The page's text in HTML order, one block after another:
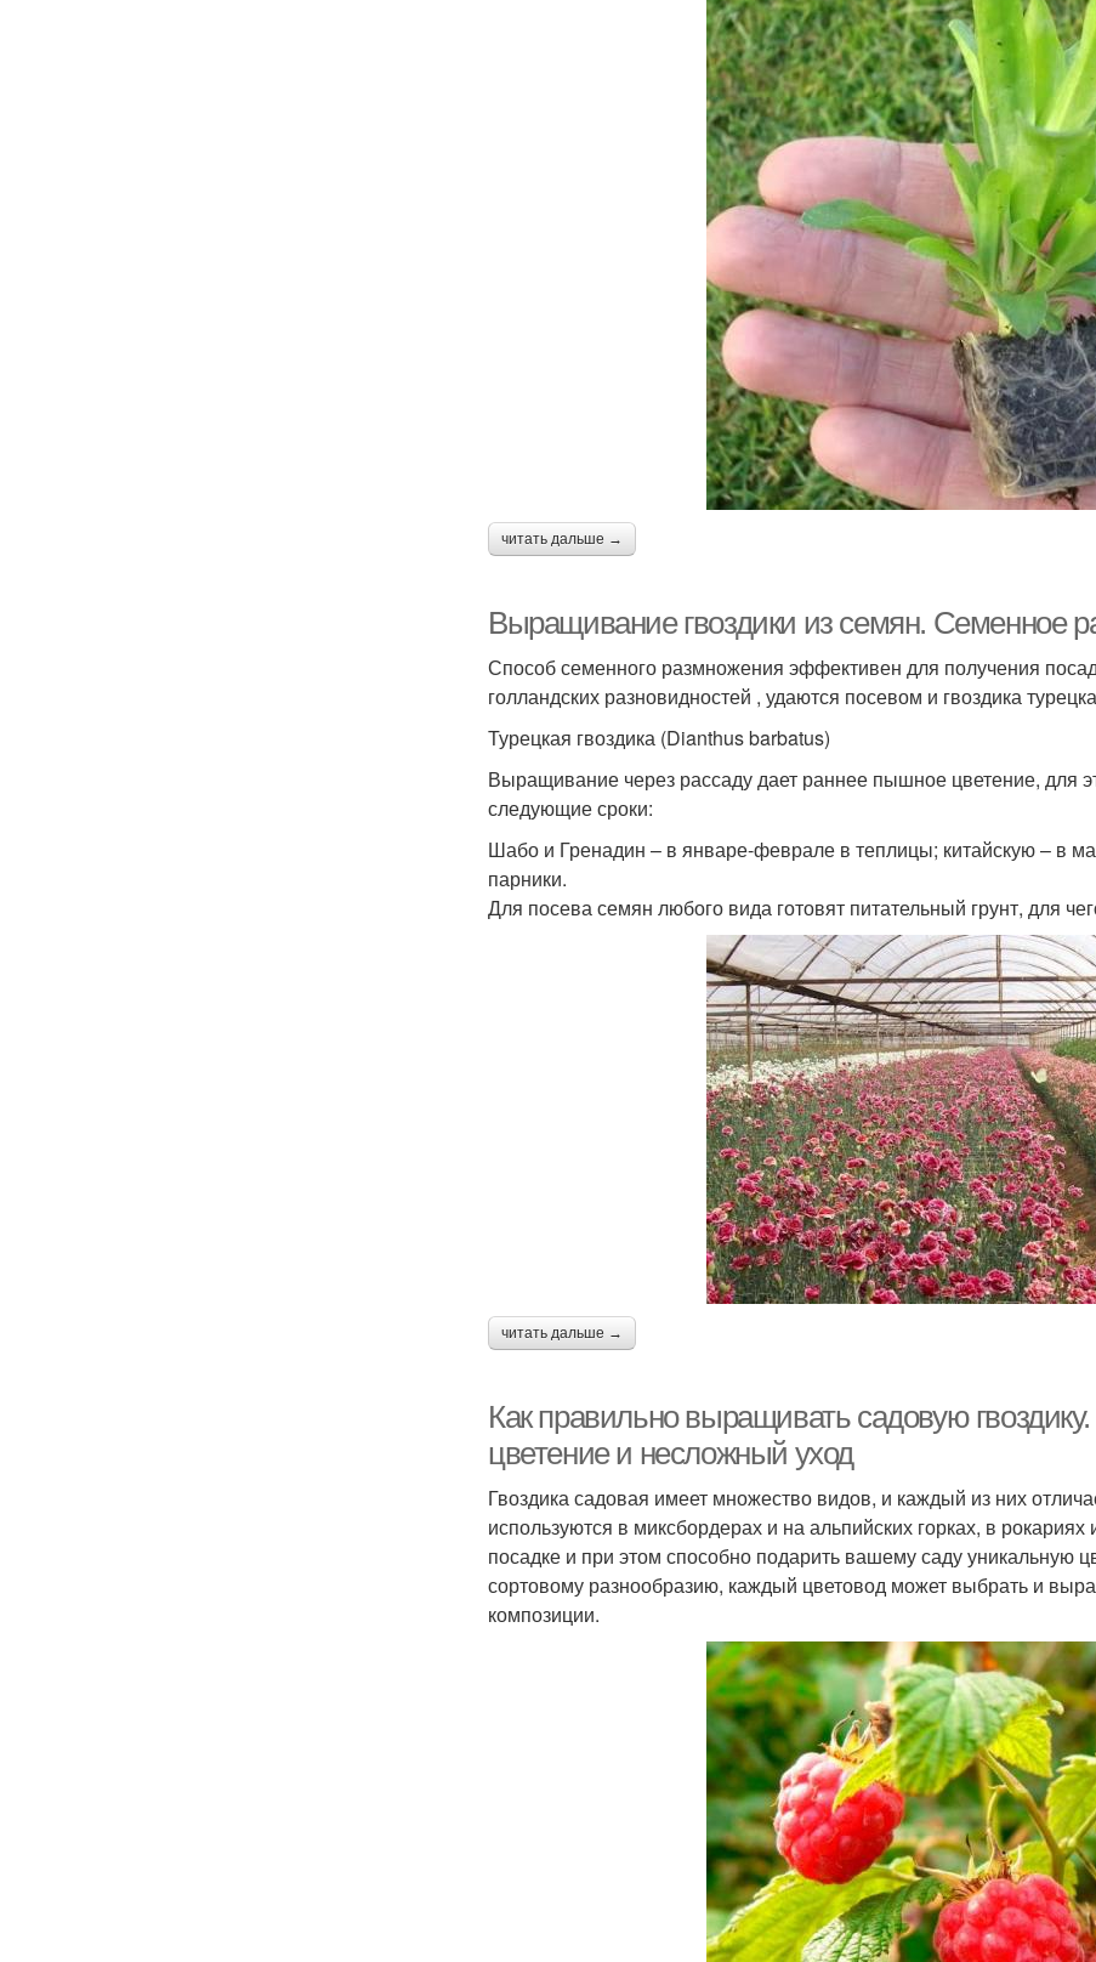
читать дальше →
Выращивание гвоздики из семян. Семенное
Способ семенного размножения эффективен для получения
голландских разновидностей , удаются посевом и гвоздика
Турецкая гвоздика (Dianthus barbatus)
Выращивание через рассаду дает раннее пышное цветение, для
следующие сроки:
Шабо и Гренадин – в январе-феврале в теплицы; китайскую – в
парники.
Для посева семян любого вида готовят питательный грунт, для
читать дальше →
Как правильно выращивать садовую
цветение и несложный уход
Гвоздика садовая имеет множество видов, и каждый из них
используются в миксбордерах и на альпийских горках, в
посадке и при этом способно подарить вашему саду уникальную
сортовому разнообразию, каждый цветовод может выбрать и
композиции.